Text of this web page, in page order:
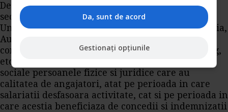
De exemplu Romania a incheiat, in domeniul
securitatii sociale, acorduri cu Turcia, Cehia,
Ungaria, Regatul łarilor de Jos, Germania, Bulgaria,
Austria, Portugalia, Republica Coreea, Canada si
conventii cu Spania, Marele Ducat de Luxemburg,
etc. Sunt contribuabili ai sistemelor de asigurari
sociale persoanele fizice si juridice care au
calitatea de angajatori, atat pe perioada in care
salariatii desfasoara activitate, cat si pe perioada in
care acestia beneficiaza de concedii si indemnizatii
Da, sunt de acord
Gestionați opțiunile